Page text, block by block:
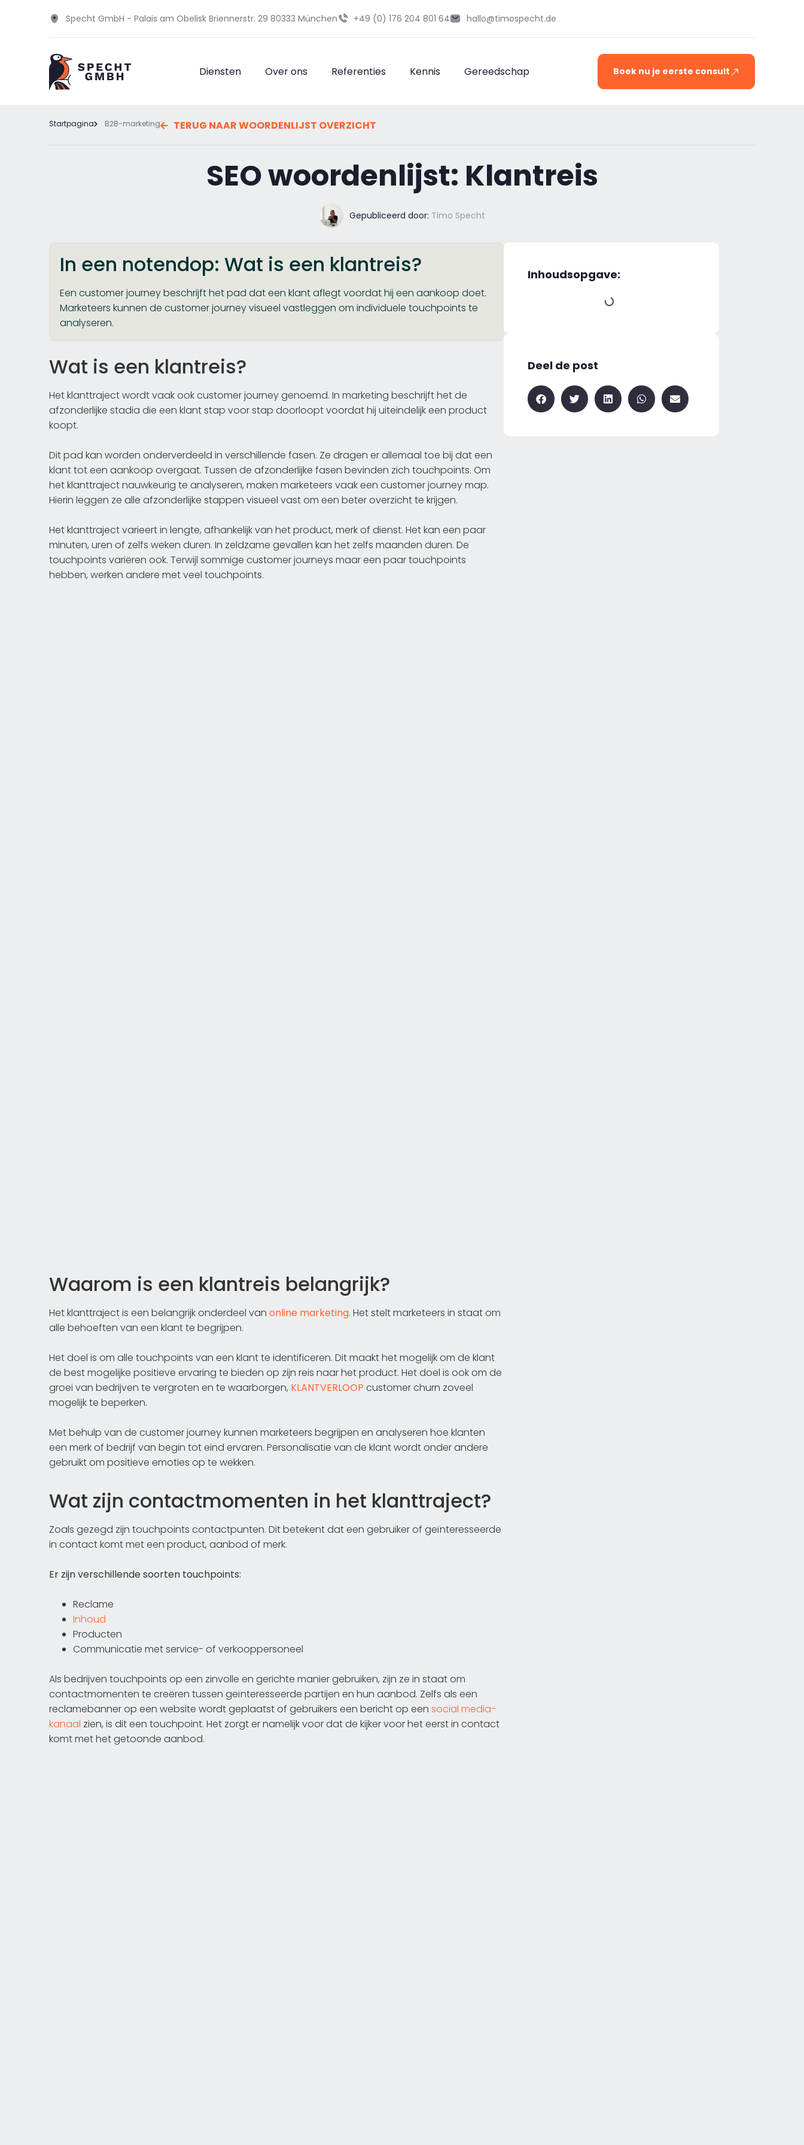
Specht GmbH - Palais am Obelisk Briennerstr. 29 80333 München +49 (0) 176 204 801 64 hallo@timospecht.de
Diensten Over ons Referenties Kennis Gereedschap Boek nu je eerste consult
Startpagina B2B-marketing TERUG NAAR WOORDENLIJST OVERZICHT
SEO woordenlijst: Klantreis
Gepubliceerd door: Timo Specht
In een notendop: Wat is een klantreis?
Een customer journey beschrijft het pad dat een klant aflegt voordat hij een aankoop doet.
Marketeers kunnen de customer journey visueel vastleggen om individuele touchpoints te
analyseren.
Wat is een klantreis?
Het klanttraject wordt vaak ook customer journey genoemd. In marketing beschrijft het de
afzonderlijke stadia die een klant stap voor stap doorloopt voordat hij uiteindelijk een product
koopt.
Dit pad kan worden onderverdeeld in verschillende fasen. Ze dragen er allemaal toe bij dat een
klant tot een aankoop overgaat. Tussen de afzonderlijke fasen bevinden zich touchpoints. Om
het klanttraject nauwkeurig te analyseren, maken marketeers vaak een customer journey map.
Hierin leggen ze alle afzonderlijke stappen visueel vast om een beter overzicht te krijgen.
Het klanttraject varieert in lengte, afhankelijk van het product, merk of dienst. Het kan een paar
minuten, uren of zelfs weken duren. In zeldzame gevallen kan het zelfs maanden duren. De
touchpoints variëren ook. Terwijl sommige customer journeys maar een paar touchpoints
hebben, werken andere met veel touchpoints.
Waarom is een klantreis belangrijk?
Het klanttraject is een belangrijk onderdeel van online marketing. Het stelt marketeers in staat om
alle behoeften van een klant te begrijpen.
Het doel is om alle touchpoints van een klant te identificeren. Dit maakt het mogelijk om de klant
de best mogelijke positieve ervaring te bieden op zijn reis naar het product. Het doel is ook om de
groei van bedrijven te vergroten en te waarborgen, KLANTVERLOOP customer churn zoveel
mogelijk te beperken.
Met behulp van de customer journey kunnen marketeers begrijpen en analyseren hoe klanten
een merk of bedrijf van begin tot eind ervaren. Personalisatie van de klant wordt onder andere
gebruikt om positieve emoties op te wekken.
Wat zijn contactmomenten in het klanttraject?
Zoals gezegd zijn touchpoints contactpunten. Dit betekent dat een gebruiker of geïnteresseerde
in contact komt met een product, aanbod of merk.
Er zijn verschillende soorten touchpoints:
Reclame
Inhoud
Producten
Communicatie met service- of verkooppersoneel
Als bedrijven touchpoints op een zinvolle en gerichte manier gebruiken, zijn ze in staat om
contactmomenten te creëren tussen geïnteresseerde partijen en hun aanbod. Zelfs als een
reclamebanner op een website wordt geplaatst of gebruikers een bericht op een social media-
kanaal zien, is dit een touchpoint. Het zorgt er namelijk voor dat de kijker voor het eerst in contact
komt met het getoonde aanbod.
Inhoudsopgave:
Deel de post